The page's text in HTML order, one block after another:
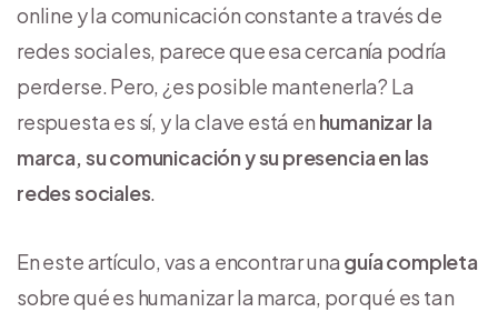
online y la comunicación constante a través de
redes sociales, parece que esa cercanía podría
perderse. Pero, ¿es posible mantenerla? La
respuesta es sí, y la clave está en humanizar la
marca, su comunicación y su presencia en las
redes sociales.
En este artículo, vas a encontrar una guía completa
sobre qué es humanizar la marca, por qué es tan